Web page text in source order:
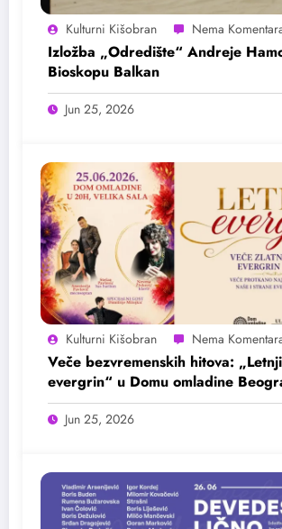
Kulturni Kišobran
Izložba „Odredište“ Andreje
Bioskopu Balkan
Jun 25, 2026
Kulturni Kišobran
Veče bezvremenskih hitova: „Letnji
evergrin“ u Domu omladine
25. juna
Jun 25, 2026